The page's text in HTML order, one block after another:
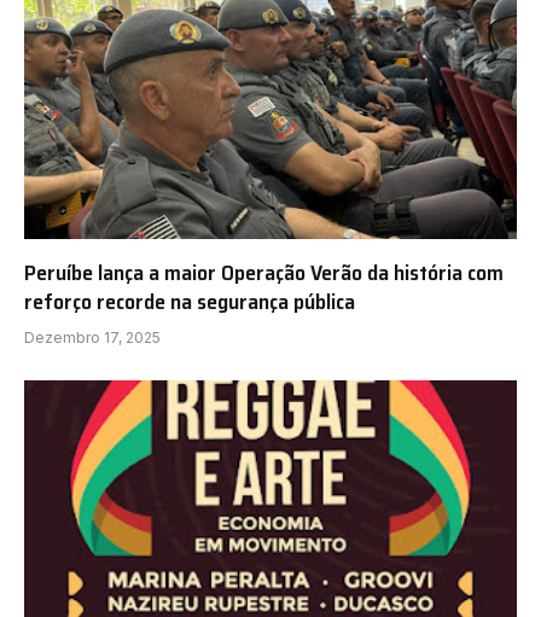
Peruíbe lança a maior Operação Verão da história com
reforço recorde na segurança pública
Dezembro 17, 2025